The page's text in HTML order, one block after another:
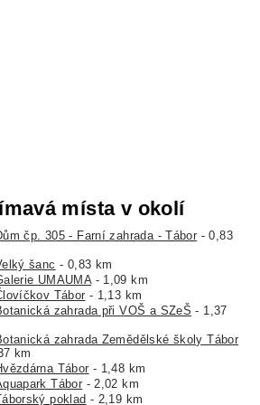
místa v okolí
čp. 305 - Farní zahrada - Tábor - 0,83
šanc - 0,83 km
UMAUMA- 1,09 km
Tábor - 1,13 km
zahrada při VOŠ a SZeŠ - 1,37
zahrada Zemědělské školy Tábor
km
Tábor - 1,48 km
Tábor - 2,02 km
poklad - 2,19 km